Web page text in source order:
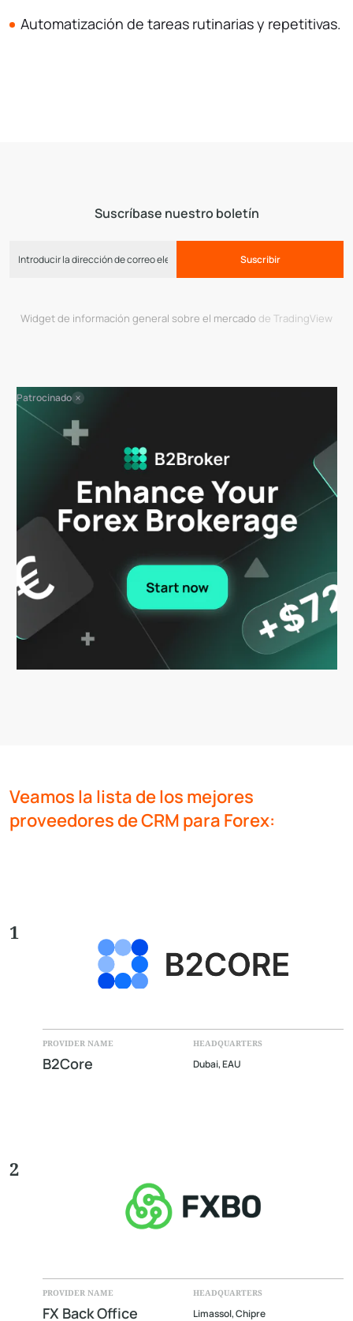
Automatización de tareas rutinarias y repetitivas.
Suscríbase nuestro boletín
Suscribir
Widget de información general sobre el mercado de TradingView
Patrocinado
Veamos la lista de los mejores
proveedores de CRM para Forex:
1
PROVIDER NAME
B2Core
HEADQUARTERS
Dubai, EAU
2
PROVIDER NAME
FX Back Office
HEADQUARTERS
Limassol, Chipre